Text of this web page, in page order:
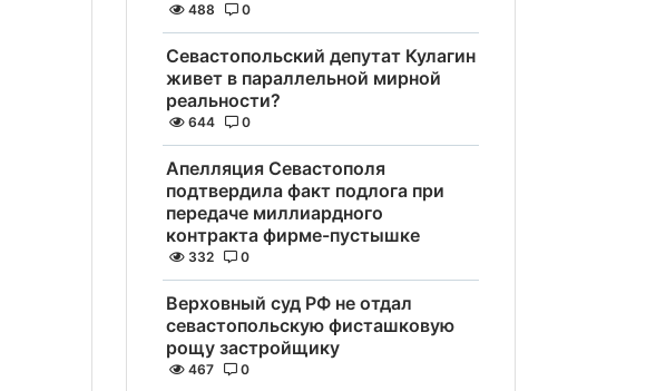
488 0
Севастопольский депутат Кулагин
живет в параллельной мирной
реальности?
644 0
Апелляция Севастополя
подтвердила факт подлога при
передаче миллиардного
контракта фирме-пустышке
332 0
Верховный суд РФ не отдал
севастопольскую фисташковую
рощу застройщику
467 0